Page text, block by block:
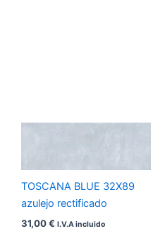
TOSCANA BLUE 32X89
azulejo rectificado
31,00€ I.V.A incluido